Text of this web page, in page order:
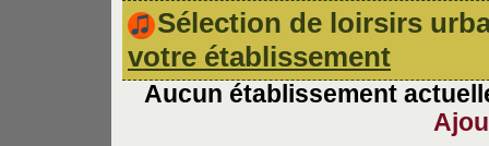
Sélection de loirsirs
votre établissement
Aucun établissement